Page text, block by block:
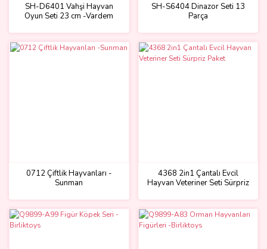
SH-D6401 Vahşi Hayvan
Oyun Seti 23 cm -Vardem
SH-S6404 Dinazor Seti 13
Parça
0712 Çiftlik Hayvanları -
Sunman
4368 2in1 Çantalı Evcil
Hayvan Veteriner Seti Sürpriz